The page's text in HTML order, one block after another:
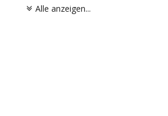
Alle anzeigen...